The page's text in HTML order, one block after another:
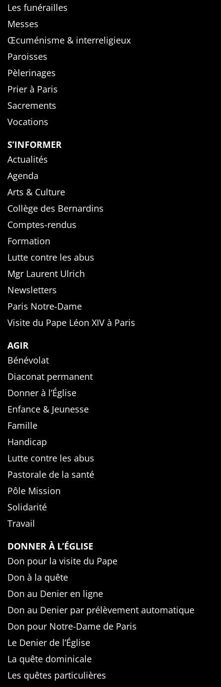
Les funérailles
Messes
Œcuménisme & interreligieux
Paroisses
Pèlerinages
Prier à Paris
Sacrements
Vocations
S’INFORMER
Actualités
Agenda
Arts & Culture
Collège des Bernardins
Comptes-rendus
Formation
Lutte contre les abus
Mgr Laurent Ulrich
Newsletters
Paris Notre-Dame
Visite du Pape Léon XIV à Paris
AGIR
Bénévolat
Diaconat permanent
Donner à l’Église
Enfance & Jeunesse
Famille
Handicap
Lutte contre les abus
Pastorale de la santé
Pôle Mission
Solidarité
Travail
DONNER À L’ÉGLISE
Don pour la visite du Pape
Don à la quête
Don au Denier en ligne
Don au Denier par prélèvement automatique
Don pour Notre-Dame de Paris
Le Denier de l’Église
La quête dominicale
Les quêtes particulières